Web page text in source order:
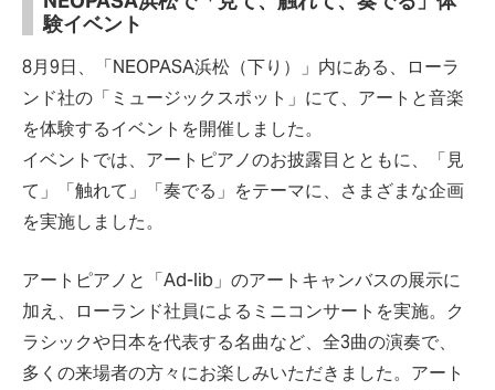
験イベント
8月9日、「NEOPASA浜松（下り）」内にある、ローラ
ンド社の「ミュージックスポット」にて、アートと音楽
を体験するイベントを開催しました。
イベントでは、アートピアノのお披露目とともに、「見
て」「触れて」「奏でる」をテーマに、さまざまな企画
を実施しました。
アートピアノと「Ad-lib」のアートキャンバスの展示に
加え、ローランド社員によるミニコンサートを実施。ク
ラシックや日本を代表する名曲など、全3曲の演奏で、
多くの来場者の方々にお楽しみいただきました。アート